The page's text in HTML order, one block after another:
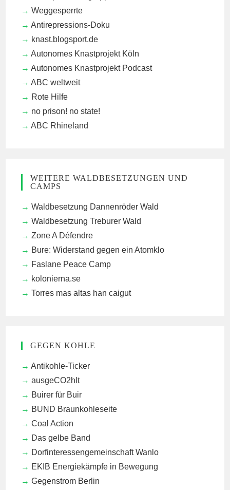
Weggesperrte
Antirepressions-Doku
knast.blogsport.de
Autonomes Knastprojekt Köln
Autonomes Knastprojekt Podcast
ABC weltweit
Rote Hilfe
no prison! no state!
ABC Rhineland
WEITERE WALDBESETZUNGEN UND
CAMPS
Waldbesetzung Dannenröder Wald
Waldbesetzung Treburer Wald
Zone A Défendre
Bure: Widerstand gegen ein Atomklo
Faslane Peace Camp
kolonierna.se
Torres mas altas han caigut
GEGEN KOHLE
Antikohle-Ticker
ausgeCO2hlt
Buirer für Buir
BUND Braunkohleseite
Coal Action
Das gelbe Band
Dorfinteressengemeinschaft Wanlo
EKIB Energiekämpfe in Bewegung
Gegenstrom Berlin